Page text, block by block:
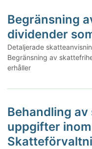
Begränsning
dividender
Detaljerade
Begränsning av
erhåller
Behandling
uppgifter inom